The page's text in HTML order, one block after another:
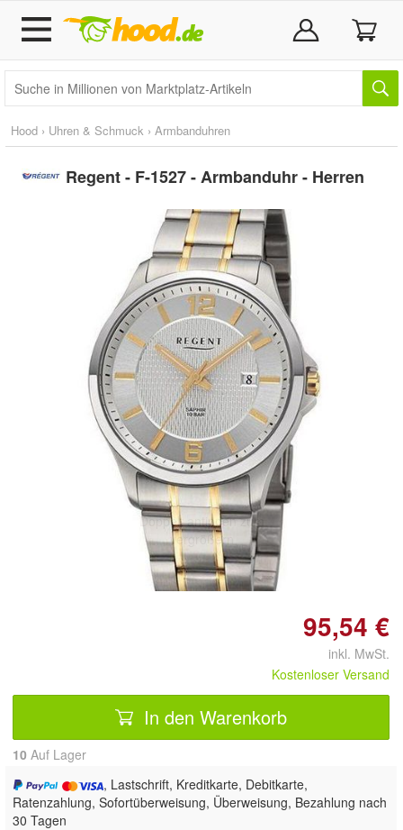
Hood › Uhren & Schmuck › Armbanduhren
Regent - F-1527 - Armbanduhr - Herren
Doppelt antippen zum
vergrößern
95,54 €
inkl. MwSt.
Kostenloser Versand
In den Warenkorb
10 Auf Lager
, Lastschrift, Kreditkarte, Debitkarte,
Ratenzahlung, Sofortüberweisung, Überweisung, Bezahlung nach
30 Tagen